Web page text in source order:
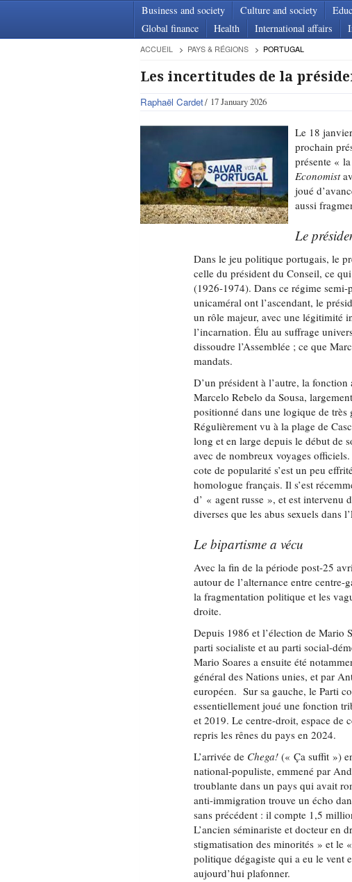
Business and society Culture and society
Global finance
Health International affairs
ACCUEIL PAYS & RÉGIONS PORTUGAL
Les incertitudes de la
Raphaël Cardet 17 January 2026
Le 18
prochain
présente «
Economist
joué
aussi
Le
Dans le jeu politique portugais, le
celle du président du Conseil, ce
(1926-1974). Dans ce régime
unicaméral ont l’ascendant, le
un rôle majeur, avec une légitimité
l’incarnation. Élu au suffrage
dissoudre l’Assemblée ; ce que
mandats.
D’un président à l’autre, la
Marcelo Rebelo da Sousa,
positionné dans une logique de
Régulièrement vu à la plage de
long et en large depuis le début de
avec de nombreux voyages
cote de popularité s’est un peu
homologue français. Il s’est
d’ « agent russe », et est intervenu
diverses que les abus sexuels dans
Le bipartisme a vécu
Avec la fin de la période post-25
autour de l’alternance entre
la fragmentation politique et les
droite.
Depuis 1986 et l’élection de Mario
parti socialiste et au parti social-
Mario Soares a ensuite été
général des Nations unies, et par
européen. Sur sa gauche, le Parti
essentiellement joué une fonction
et 2019. Le centre-droit, espace de
repris les rênes du pays en 2024.
L’arrivée de Chega! (« Ça suffit »)
national-populiste, emmené par
troublante dans un pays qui avait
anti-immigration trouve un écho
sans précédent : il compte 1,5
L’ancien séminariste et docteur en
stigmatisation des minorités » et
politique dégagiste qui a eu le vent
aujourd’hui plafonner.